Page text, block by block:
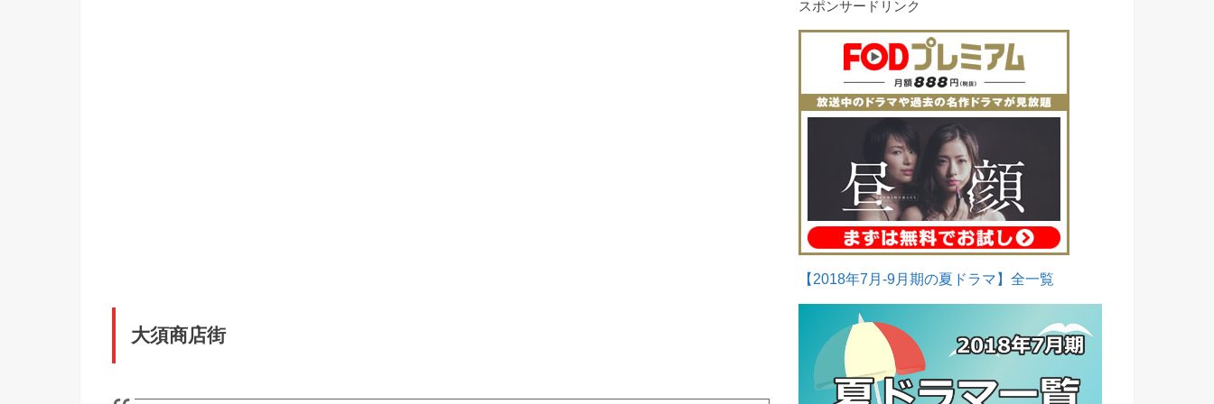
大須商店街
スポンサードリンク
【2018年7月-9月期の夏ドラマ】全一覧